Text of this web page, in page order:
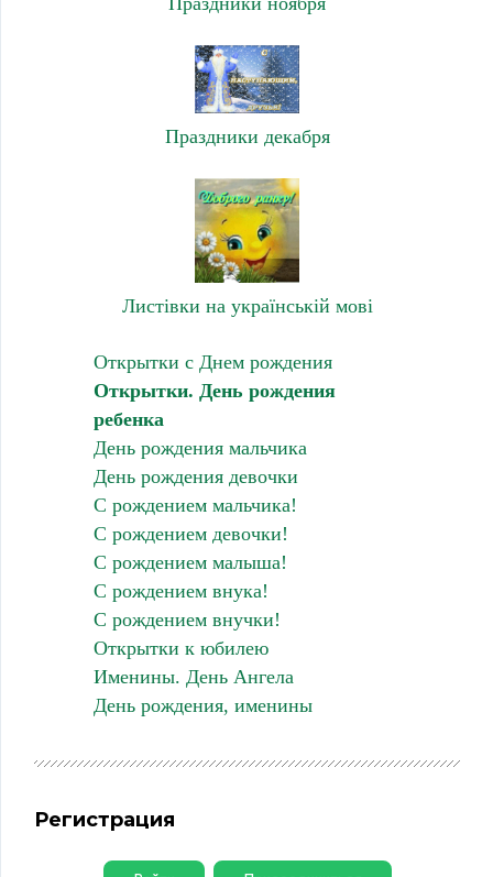
Праздники декабря
Листівки на українській мові
Открытки с Днем рождения
Открытки. День рождения
ребенка
День рождения мальчика
День рождения девочки
С рождением мальчика!
С рождением девочки!
С рождением малыша!
С рождением внука!
С рождением внучки!
Открытки к юбилею
Именины. День Ангела
День рождения, именины
Регистрация